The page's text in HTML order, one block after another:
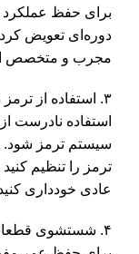
برای حفظ عملکرد
دوره‌ای تعویض
مجرب و متخصص
۳. استفاده از ترمز درست:
استفاده نادرست
سیستم ترمز شود.
ترمز را تنظیم
عادی خودداری
۴. شستشوی قطعات ترمز: